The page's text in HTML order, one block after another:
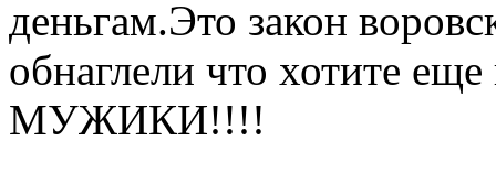
деньгам.Это закон
обнаглели что хотите еще
МУЖИКИ!!!!